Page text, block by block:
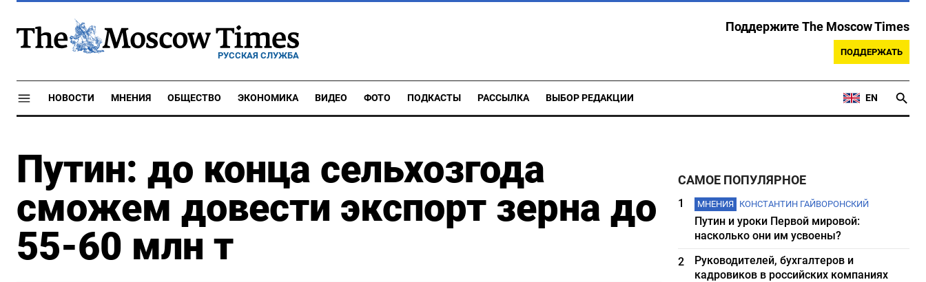
РУССКАЯ СЛУЖБА
Поддержите The Moscow Times
ПОДДЕРЖАТЬ
НОВОСТИ МНЕНИЯ ОБЩЕСТВО ЭКОНОМИКА ВИДЕО ФОТО ПОДКАСТЫ РАССЫЛКА ВЫБОР РЕДАКЦИИ EN
Путин: до конца сельхозгода
сможем довести экспорт зерна до
55-60 млн т
САМОЕ ПОПУЛЯРНОЕ
1 МНЕНИЯ КОНСТАНТИН ГАЙВОРОНСКИЙ
Путин и уроки Первой мировой:
насколько они им усвоены?
2
Руководителей, бухгалтеров и
кадровиков в российских компаниях